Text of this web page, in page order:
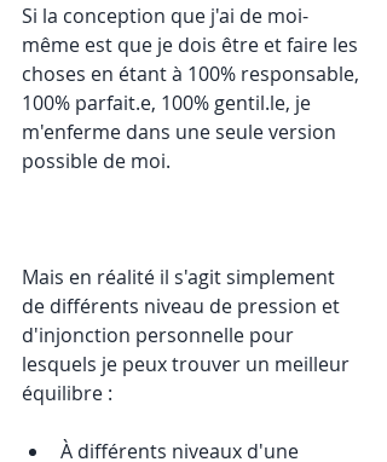
Si la conception que j'ai de moi-
même est que je dois être et faire les
choses en étant à 100% responsable,
100% parfait.e, 100% gentil.le, je
m'enferme dans une seule version
possible de moi.
Mais en réalité il s'agit simplement
de différents niveau de pression et
d'injonction personnelle pour
lesquels je peux trouver un meilleur
équilibre :
À différents niveaux d'une